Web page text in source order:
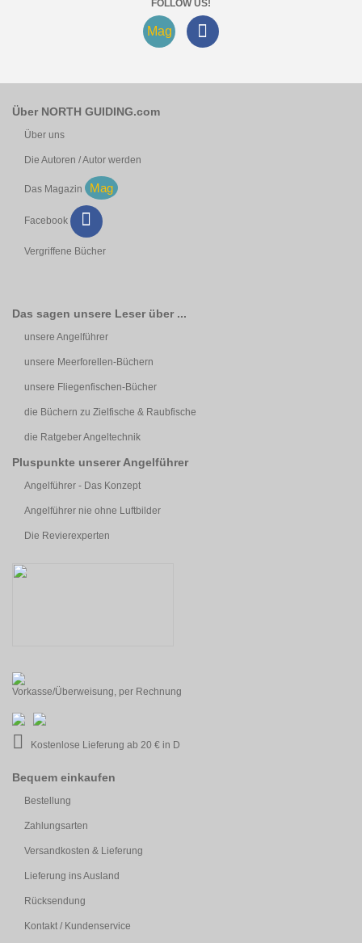
FOLLOW US!
Mag
Über NORTH GUIDING.com
Über uns
Die Autoren / Autor werden
Das Magazin Mag
Facebook
Vergriffene Bücher
Das sagen unsere Leser über ...
unsere Angelführer
unsere Meerforellen-Büchern
unsere Fliegenfischen-Bücher
die Büchern zu Zielfische & Raubfische
die Ratgeber Angeltechnik
Pluspunkte unserer Angelführer
Angelführer - Das Konzept
Angelführer nie ohne Luftbilder
Die Revierexperten
Vorkasse/Überweisung, per Rechnung
Kostenlose Lieferung ab 20 € in D
Bequem einkaufen
Bestellung
Zahlungsarten
Versandkosten & Lieferung
Lieferung ins Ausland
Rücksendung
Kontakt / Kundenservice